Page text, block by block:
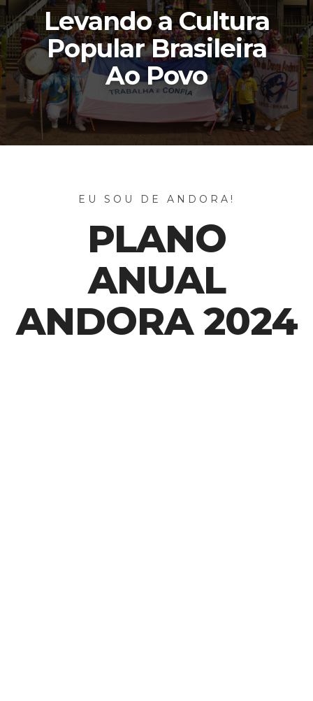
Levando a Cultura
Popular Brasileira
Ao Povo
EU SOU DE ANDORA!
PLANO
ANUAL
ANDORA 2024